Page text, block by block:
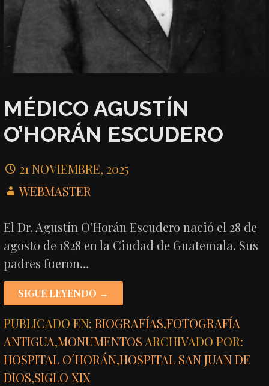
MÉDICO AGUSTÍN
O’HORÁN ESCUDERO
21 NOVIEMBRE, 2025
WEBMASTER
El Dr. Agustín O’Horán Escudero nació el 28 de
agosto de 1828 en la Ciudad de Guatemala. Sus
padres fueron…
SIGUE LEYENDO →
PUBLICADO EN:BIOGRAFÍAS,FOTOGRAFÍA
ANTIGUA,MONUMENTOS ARCHIVADO POR:
HOSPITAL O´HORÁN,HOSPITAL SAN JUAN DE
DIOS,SIGLO XIX